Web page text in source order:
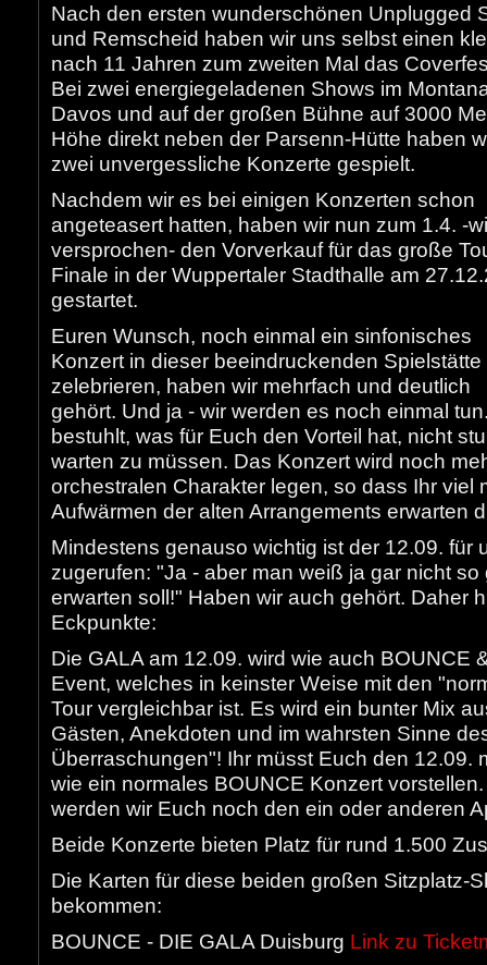
Nach den ersten wunderschönen Unplugged
und Remscheid haben wir uns selbst einen
nach 11 Jahren zum zweiten Mal das
Bei zwei energiegeladenen Shows im
Davos und auf der großen Bühne auf 3000
Höhe direkt neben der Parsenn-Hütte haben
zwei unvergessliche Konzerte gespielt.
Nachdem wir es bei einigen Konzerten schon
angeteasert hatten, haben wir nun zum 1.4. -
versprochen- den Vorverkauf für das große
Finale in der Wuppertaler Stadthalle am
gestartet.
Euren Wunsch, noch einmal ein sinfonisches
Konzert in dieser beeindruckenden Spielstätte
zelebrieren, haben wir mehrfach und deutlich
gehört. Und ja - wir werden es noch einmal
bestuhlt, was für Euch den Vorteil hat, nicht
warten zu müssen. Das Konzert wird noch
orchestralen Charakter legen, so dass Ihr viel
Aufwärmen der alten Arrangements erwarten
Mindestens genauso wichtig ist der 12.09. für
zugerufen: "Ja - aber man weiß ja gar nicht
erwarten soll!" Haben wir auch gehört. Daher
Eckpunkte:
Die GALA am 12.09. wird wie auch BOUNCE
Event, welches in keinster Weise mit den
Tour vergleichbar ist. Es wird ein bunter Mix
Gästen, Anekdoten und im wahrsten Sinne
Überraschungen"! Ihr müsst Euch den 12.09.
wie ein normales BOUNCE Konzert
werden wir Euch noch den ein oder anderen
Beide Konzerte bieten Platz für rund 1.500
Die Karten für diese beiden großen Sitzplatz-
bekommen:
BOUNCE - DIE GALA Duisburg Link zu